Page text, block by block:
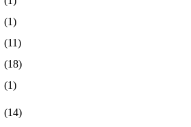
(1)
(11)
(18)
(1)
(14)